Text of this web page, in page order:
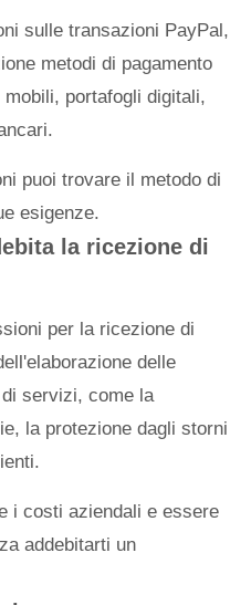
sulle transazioni PayPal,
metodi di pagamento
portafogli digitali,
puoi trovare il metodo di
esigenze.
la ricezione di
per la ricezione di
delle
servizi, come la
la protezione dagli storni
i costi aziendali e essere
addebitarti un